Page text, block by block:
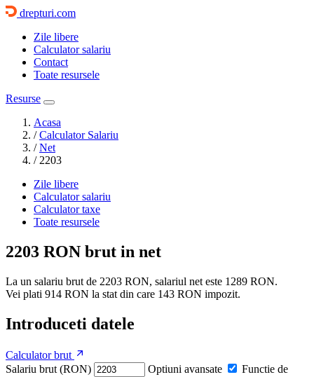
drepturi.com
Zile libere
Calculator salariu
Contact
Toate resursele
Resurse
Acasa
/ Calculator Salariu
/ Net
/ 2203
Zile libere
Calculator salariu
Calculator taxe
Toate resursele
2203 RON brut in net
La un salariu brut de 2203 RON, salariul net este 1289 RON.
Vei plati 914 RON la stat din care 143 RON impozit.
Introduceti datele
Calculator brut
Salariu brut (RON)
Optiuni avansate
Functie de